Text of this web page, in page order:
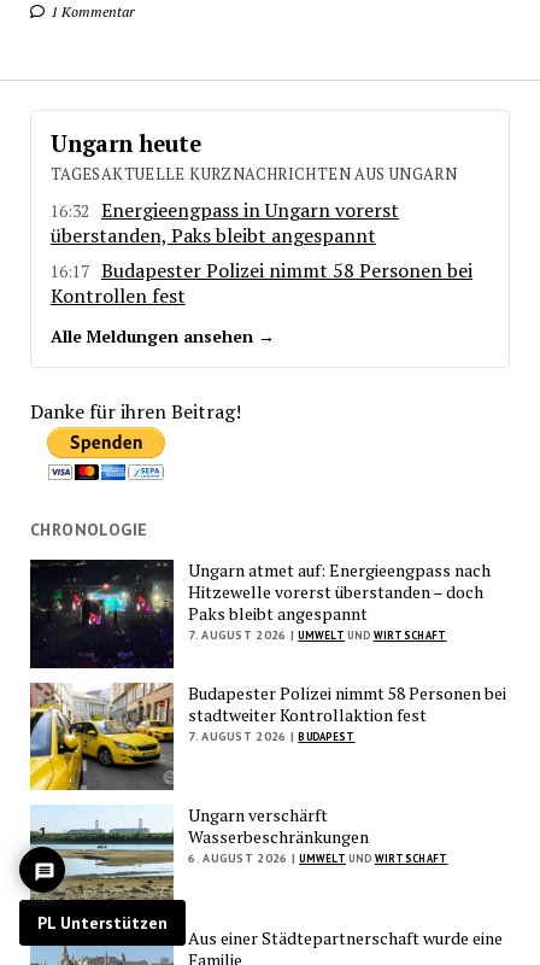
1 Kommentar
Ungarn heute
TAGESAKTUELLE KURZNACHRICHTEN AUS UNGARN
16:32
Energieengpass in Ungarn vorerst
überstanden, Paks bleibt angespannt
16:17 Budapester Polizei nimmt 58 Personen bei
Kontrollen fest
Alle Meldungen ansehen →
Danke für ihren Beitrag!
CHRONOLOGIE
Ungarn atmet auf: Energieengpass nach
Hitzewelle vorerst überstanden – doch
Paks bleibt angespannt
7. AUGUST 2026 | UMWELT UND WIRTSCHAFT
Budapester Polizei nimmt 58 Personen bei
stadtweiter Kontrollaktion fest
7. AUGUST 2026 | BUDAPEST
Ungarn verschärft
Wasserbeschränkungen
6. AUGUST 2026 | UMWELT UND WIRTSCHAFT
Aus einer Städtepartnerschaft wurde eine
Familie
1
PL Unterstützen